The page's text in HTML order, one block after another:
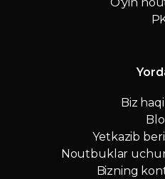
O'yin
Biz
Yetkazib
Noutbuklar
Bizning